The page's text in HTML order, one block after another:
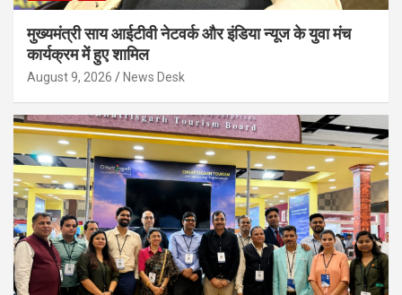
मुख्यमंत्री साय आईटीवी नेटवर्क और इंडिया न्यूज के युवा मंच
कार्यक्रम में हुए शामिल
August 9, 2026 News Desk